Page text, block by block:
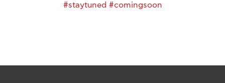
#staytuned #comingsoon